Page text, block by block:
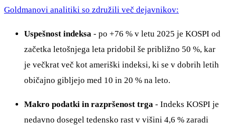
Goldmanovi analitiki so združili več dejavnikov:
Uspešnost indeksa - po +76 % v letu 2025 je KOSPI od
začetka letošnjega leta pridobil še približno 50 %, kar
je večkrat več kot ameriški indeksi, ki se v dobrih letih
običajno gibljejo med 10 in 20 % na leto.
Makro podatki in razpršenost trga - Indeks KOSPI je
nedavno dosegel tedensko rast v višini 4,6 % zaradi